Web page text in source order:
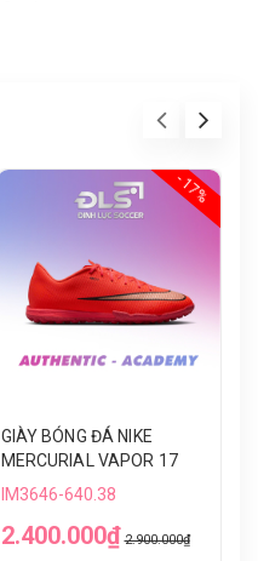
- 17%
GIÀY BÓNG ĐÁ NIKE
MERCURIAL VAPOR 17
ACADEMY TF - IO5002-600
IM3646-640.38
2.400.000₫ 2.900.000₫